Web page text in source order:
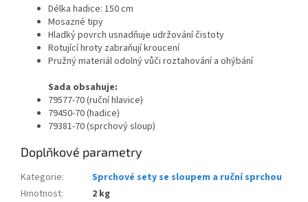
Délka hadice: 150 cm
Mosazné tipy
Hladký povrch usnadňuje udržování čistoty
Rotující hroty zabraňují kroucení
Pružný materiál odolný vůči roztahování a ohýbání
Sada obsahuje:
79577-70 (ruční hlavice)
79450-70 (hadice)
79381-70 (sprchový sloup)
Doplňkové parametry
Kategorie:
Sprchové sety se sloupem a ruční sprchou
Hmotnost:
2 kg